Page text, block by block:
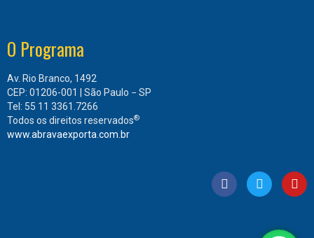
O Programa
Av. Rio Branco, 1492
CEP: 01206-001 | São Paulo − SP
Tel: 55 11 3361.7266
Todos os direitos reservados®
www.abravaexporta.com.br